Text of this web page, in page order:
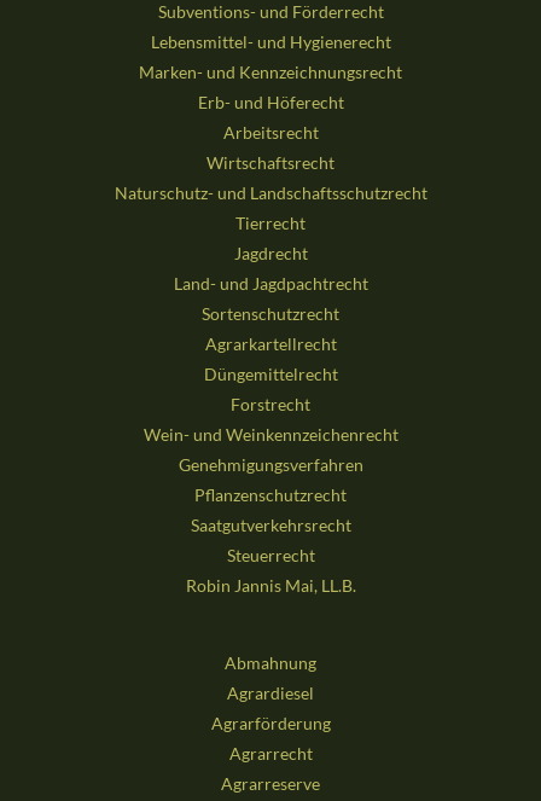
Subventions- und Förderrecht
Lebensmittel- und Hygienerecht
Marken- und Kennzeichnungsrecht
Erb- und Höferecht
Arbeitsrecht
Wirtschaftsrecht
Naturschutz- und Landschaftsschutzrecht
Tierrecht
Jagdrecht
Land- und Jagdpachtrecht
Sortenschutzrecht
Agrarkartellrecht
Düngemittelrecht
Forstrecht
Wein- und Weinkennzeichenrecht
Genehmigungsverfahren
Pflanzenschutzrecht
Saatgutverkehrsrecht
Steuerrecht
Robin Jannis Mai, LL.B.
Abmahnung
Agrardiesel
Agrarförderung
Agrarrecht
Agrarreserve